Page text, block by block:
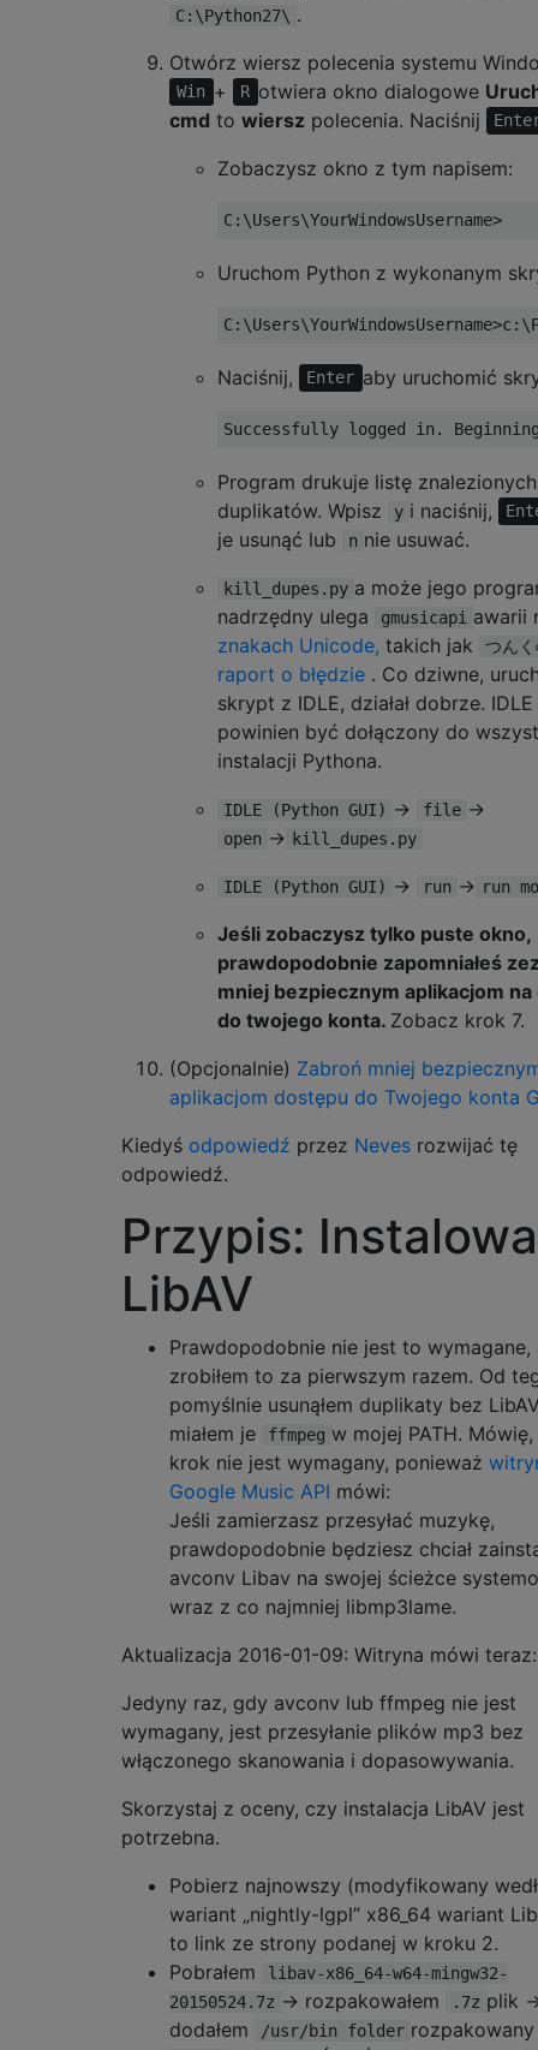
C:\Python27\ .
Otwórz wiersz polecenia systemu
Win + R otwiera okno dialogowe
cmd to wiersz polecenia. Naciśnij
Zobaczysz okno z tym napisem:
Uruchom Python z wykonanym
Naciśnij, Enter aby uruchomić
Program drukuje listę znalezionych
duplikatów. Wpisz
y i naciśnij,
je usunąć lub n nie usuwać.
kill_dupes.py a może jego
nadrzędny ulega
gmusicapi awarii
znakach Unicode, takich jak つん
raport o błędzie . Co dziwne,
skrypt z IDLE, działał dobrze. IDLE
powinien być dołączony do
instalacji Pythona.
IDLE (Python GUI) → file →
open → kill_dupes.py
IDLE (Python GUI) → run → run
Jeśli zobaczysz tylko puste okno,
prawdopodobnie zapomniałeś
mniej bezpiecznym aplikacjom
do twojego konta. Zobacz krok 7.
(Opcjonalnie) Zabroń mniej
aplikacjom dostępu do Twojego konta
Kiedyś odpowiedź przez Neves rozwijać tę
odpowiedź.
Przypis:
LibAV
Prawdopodobnie nie jest to wymagane,
zrobiłem to za pierwszym razem. Od
pomyślnie usunąłem duplikaty bez
miałem je
ffmpeg w mojej PATH.
krok nie jest wymagany, ponieważ
Google Music API mówi:
Jeśli zamierzasz przesyłać muzykę,
prawdopodobnie będziesz chciał
avconv Libav na swojej ścieżce
wraz z co najmniej libmp3lame.
Aktualizacja 2016-01-09: Witryna mówi teraz:
Jedyny raz, gdy avconv lub ffmpeg nie jest
wymagany, jest przesyłanie plików mp3 bez
włączonego skanowania i dopasowywania.
Skorzystaj z oceny, czy instalacja LibAV jest
potrzebna.
Pobierz najnowszy (modyfikowany
wariant „nightly-lgpl” x86_64 wariant
to link ze strony podanej w kroku 2.
Pobrałem
libav-x86_64-w64-mingw32-
20150524.7z → rozpakowałem .7z plik
dodałem
/usr/bin folder rozpakowany